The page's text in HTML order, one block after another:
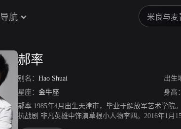
导航
郝率
别名： Hao Shuai 出生
星座： 金牛座 身高：
郝率 1985年4月出生天津市，毕业于解放军艺术学院
抗战剧 非凡英雄中饰演草根小人物李四。2016年1月
路。2017年2月27日，参演的特勤消防题材剧《火线